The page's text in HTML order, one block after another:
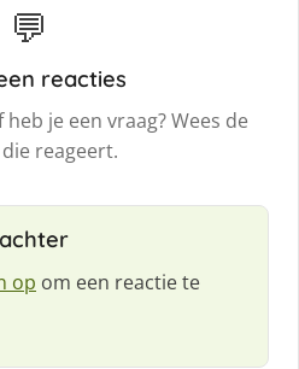
💬
reacties
je een vraag? Wees de
reageert.
op om een reactie te